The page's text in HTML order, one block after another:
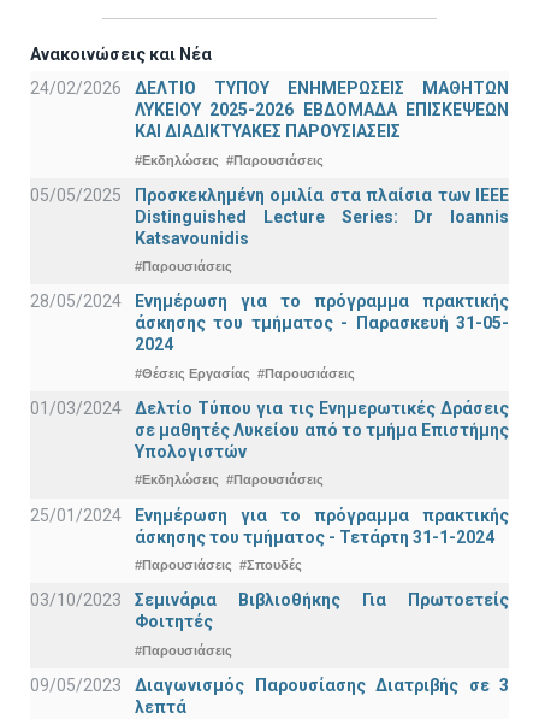
Ανακοινώσεις και Νέα
24/02/2026
ΔΕΛΤΙΟ ΤΥΠΟΥ ΕΝΗΜΕΡΩΣΕΙΣ ΜΑΘΗΤΩΝ
ΛΥΚΕΙΟΥ 2025-2026 ΕΒΔΟΜΑΔΑ ΕΠΙΣΚΕΨΕΩΝ
ΚΑΙ ΔΙΑΔΙΚΤΥΑΚΕΣ ΠΑΡΟΥΣΙΑΣΕΙΣ
#Εκδηλώσεις #Παρουσιάσεις
05/05/2025
Προσκεκλημένη ομιλία στα πλαίσια των IEEE
Distinguished Lecture Series: Dr Ioannis
Katsavounidis
#Παρουσιάσεις
28/05/2024
Ενημέρωση για το πρόγραμμα πρακτικής
άσκησης του τμήματος - Παρασκευή 31-05-
2024
#Θέσεις Εργασίας #Παρουσιάσεις
01/03/2024
Δελτίο Τύπου για τις Ενημερωτικές Δράσεις
σε μαθητές Λυκείου από το τμήμα Επιστήμης
Υπολογιστών
#Εκδηλώσεις #Παρουσιάσεις
25/01/2024
Ενημέρωση για το πρόγραμμα πρακτικής
άσκησης του τμήματος - Τετάρτη 31-1-2024
#Παρουσιάσεις #Σπουδές
03/10/2023
Σεμινάρια Βιβλιοθήκης Για Πρωτοετείς
Φοιτητές
#Παρουσιάσεις
09/05/2023
Διαγωνισμός Παρουσίασης Διατριβής σε 3
λεπτά